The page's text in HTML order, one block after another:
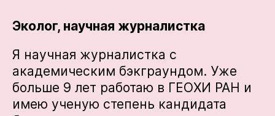
Эколог, научная журналистка
Я научная журналистка с
академическим бэкграундом. Уже
больше 9 лет работаю в ГЕОХИ РАН и
имею ученую степень кандидата